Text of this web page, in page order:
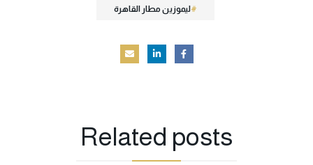
ليموزين مطار القاهرة
Related posts